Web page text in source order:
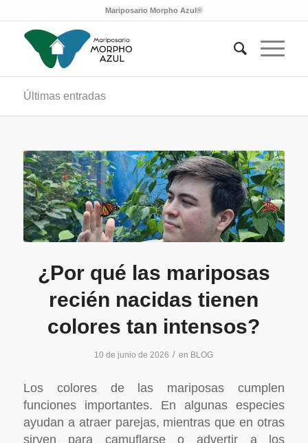
Mariposario Morpho Azul®
Últimas entradas
¿Por qué las mariposas
recién nacidas tienen
colores tan intensos?
10 de junio de 2026 / en BLOG
Los colores de las mariposas cumplen
funciones importantes. En algunas especies
ayudan a atraer parejas, mientras que en otras
sirven para camuflarse o advertir a los